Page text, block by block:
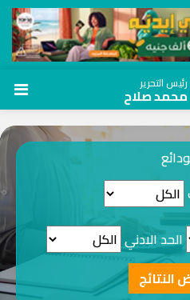
رئيس التحرير
محمد صلاح
الحد الادني